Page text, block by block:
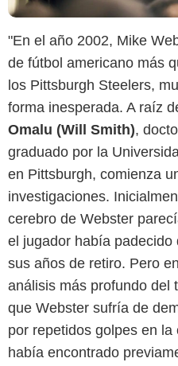
"En el año 2002, Mike
de fútbol americano más
los Pittsburgh Steelers,
forma inesperada. A raíz
Omalu (Will Smith),
graduado por la
en Pittsburgh, comienza
investigaciones.
cerebro de Webster
el jugador había
sus años de retiro. Pero
análisis más profundo del
que Webster sufría de
por repetidos golpes en
había encontrado
Prime